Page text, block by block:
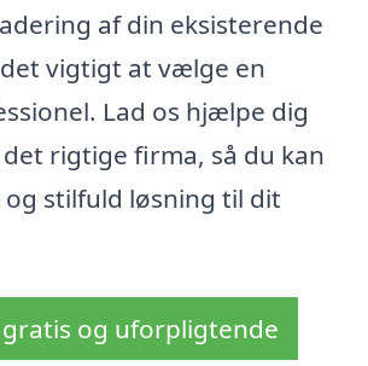
af din eksisterende
vigtigt at vælge en
Lad os hjælpe dig
rigtige firma, så du kan
stilfuld løsning til dit
gratis og uforpligtende